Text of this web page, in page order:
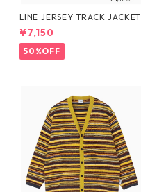
LINE JERSEY TRACK JACKET
¥7,150
50%OFF